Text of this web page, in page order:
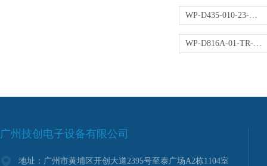
WP-D435-010-23-NN操作器
WP-D816A-01-TR-HL控制仪
广州技创电子设备有限公司
地址：广州市黄埔区开创大道2395号至泰广场A2栋1104室